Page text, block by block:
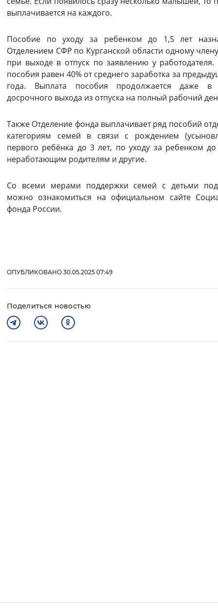
выплачивается на каждого.
Пособие по уходу за ребенком до 1,5 лет
Отделением СФР по Курганской области одному
при выходе в отпуск по заявлению у работодателя.
пособия равен 40% от среднего заработка за
года. Выплата пособия продолжается даже в
досрочного выхода из отпуска на полный рабочий
Также Отделение фонда выплачивает ряд пособий
категориям семей в связи с рождением
первого ребёнка до 3 лет, по уходу за ребенком до
неработающим родителям и другие.
Со всеми мерами поддержки семей с детьми
можно ознакомиться на официальном сайте
фонда России.
ОПУБЛИКОВАНО 30.05.2025 07:49
Поделиться новостью